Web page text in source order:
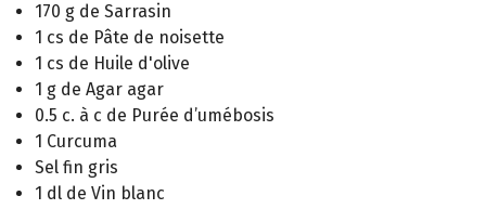
170 g de Sarrasin
1 cs de Pâte de noisette
1 cs de Huile d'olive
1 g de Agar agar
0.5 c. à c de Purée d’umébosis
1 Curcuma
Sel fin gris
1 dl de Vin blanc